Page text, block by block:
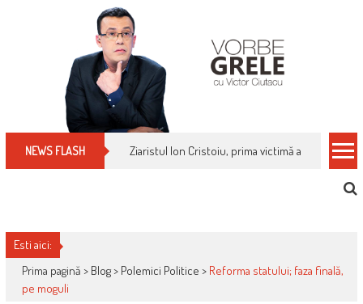
NEWS FLASH Ziaristul Ion Cristoiu, prima victimă a noi
Esti aici:
Prima pagină > Blog> Polemici Politice > Reforma statului; faza finală,
pe moguli